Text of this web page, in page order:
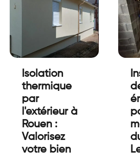
Isolation
thermique
par
l'extérieur à
Rouen :
Valorisez
votre bien